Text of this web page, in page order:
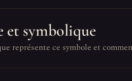
et symbolique
représente ce symbole et